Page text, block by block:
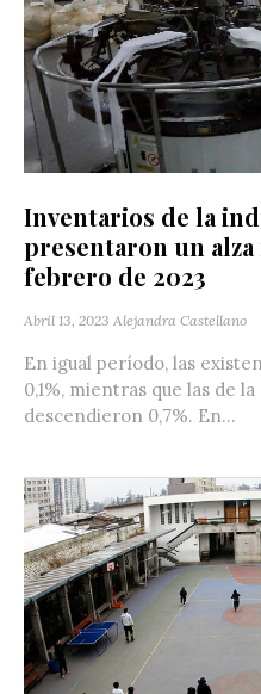
Inventarios de la
presentaron un alza
febrero de 2023
Abril 13, 2023 Alejandra Castellano
En igual período, las
0,1%, mientras que las de
descendieron 0,7%. En...